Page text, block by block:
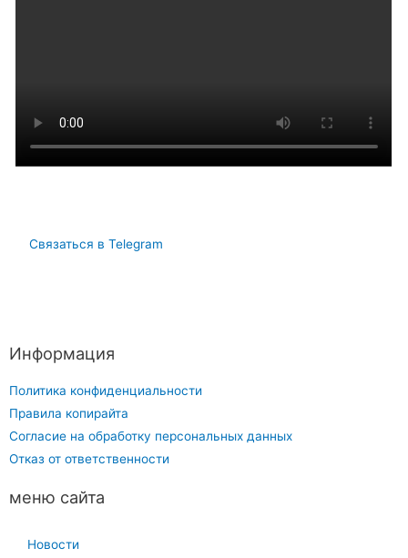
Связаться в Telegram
Информация
Политика конфиденциальности
Правила копирайта
Согласие на обработку персональных данных
Отказ от ответственности
меню сайта
Новости